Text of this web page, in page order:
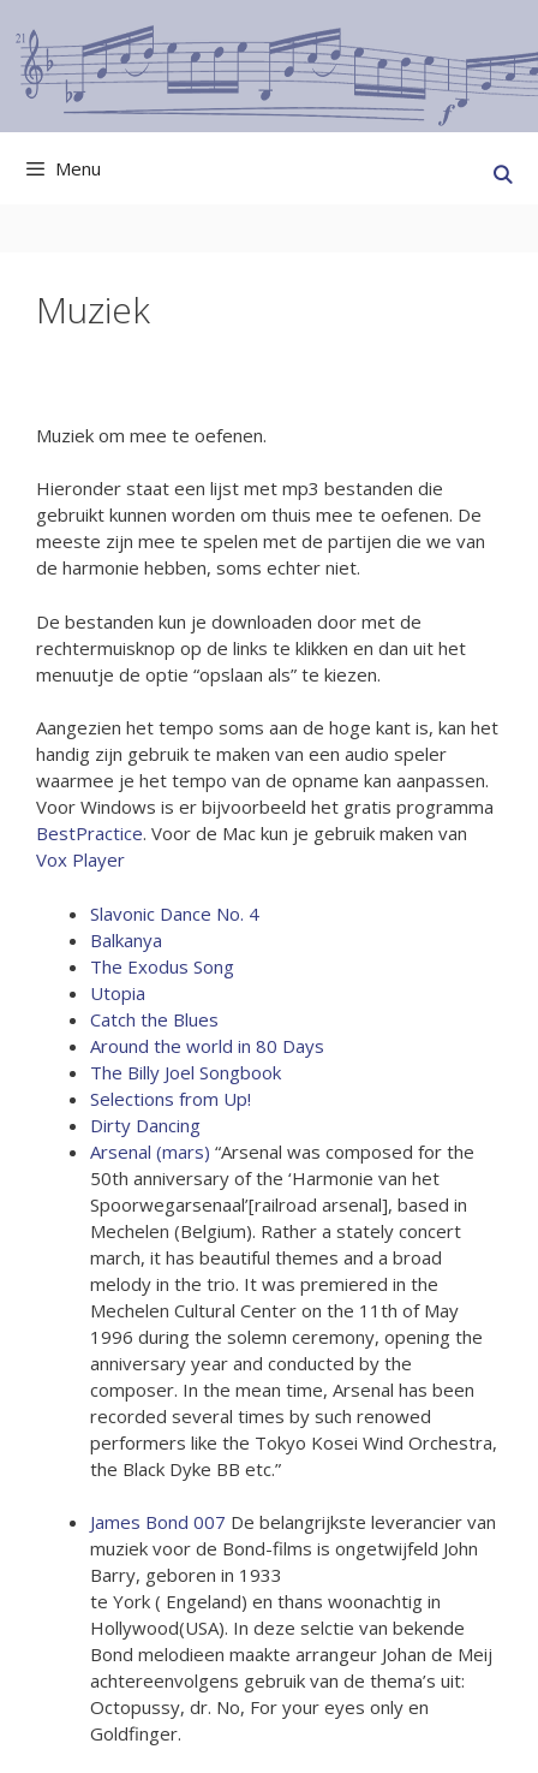
naar
inhoud
Menu
Muziek
Muziek om mee te oefenen.
Hieronder staat een lijst met mp3 bestanden die
gebruikt kunnen worden om thuis mee te oefenen. De
meeste zijn mee te spelen met de partijen die we van
de harmonie hebben, soms echter niet.
De bestanden kun je downloaden door met de
rechtermuisknop op de links te klikken en dan uit het
menuutje de optie “opslaan als” te kiezen.
Aangezien het tempo soms aan de hoge kant is, kan het
handig zijn gebruik te maken van een audio speler
waarmee je het tempo van de opname kan aanpassen.
Voor Windows is er bijvoorbeeld het gratis programma
BestPractice. Voor de Mac kun je gebruik maken van
Vox Player
Slavonic Dance No. 4
Balkanya
The Exodus Song
Utopia
Catch the Blues
Around the world in 80 Days
The Billy Joel Songbook
Selections from Up!
Dirty Dancing
Arsenal (mars) “Arsenal was composed for the
50th anniversary of the ‘Harmonie van het
Spoorwegarsenaal’[railroad arsenal], based in
Mechelen (Belgium). Rather a stately concert
march, it has beautiful themes and a broad
melody in the trio. It was premiered in the
Mechelen Cultural Center on the 11th of May
1996 during the solemn ceremony, opening the
anniversary year and conducted by the
composer. In the mean time, Arsenal has been
recorded several times by such renowed
performers like the Tokyo Kosei Wind Orchestra,
the Black Dyke BB etc.”
James Bond 007 De belangrijkste leverancier van
muziek voor de Bond-films is ongetwijfeld John
Barry, geboren in 1933
te York ( Engeland) en thans woonachtig in
Hollywood(USA). In deze selctie van bekende
Bond melodieen maakte arrangeur Johan de Meij
achtereenvolgens gebruik van de thema’s uit:
Octopussy, dr. No, For your eyes only en
Goldfinger.